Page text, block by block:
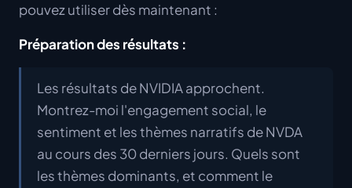
pouvez utiliser dès maintenant :
Préparation des résultats :
Les résultats de NVIDIA approchent.
Montrez-moi l'engagement social, le
sentiment et les thèmes narratifs de NVDA
au cours des 30 derniers jours. Quels sont
les thèmes dominants, et comment le